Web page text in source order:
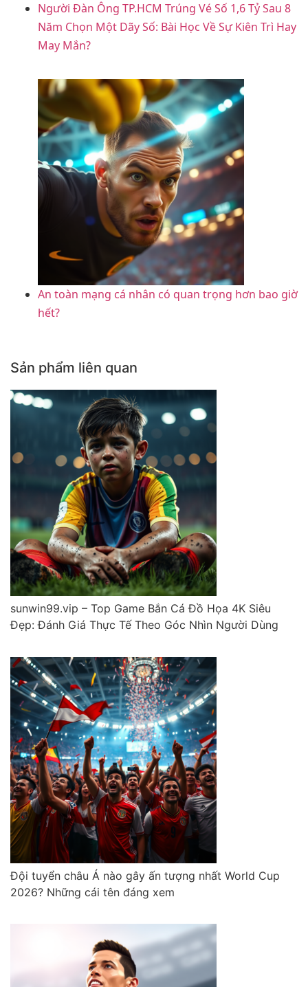
Người Đàn Ông TP.HCM Trúng Vé Số 1,6 Tỷ Sau 8
Năm Chọn Một Dãy Số: Bài Học Về Sự Kiên Trì Hay
May Mắn?
An toàn mạng cá nhân có quan trọng hơn bao giờ
hết?
Sản phẩm liên quan
sunwin99.vip – Top Game Bắn Cá Đồ Họa 4K Siêu
Đẹp: Đánh Giá Thực Tế Theo Góc Nhìn Người Dùng
Đội tuyển châu Á nào gây ấn tượng nhất World Cup
2026? Những cái tên đáng xem